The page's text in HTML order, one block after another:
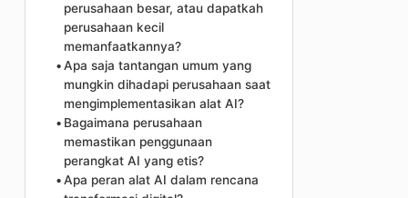
perusahaan besar, atau dapatkah
perusahaan kecil
memanfaatkannya?
Apa saja tantangan umum yang
mungkin dihadapi perusahaan saat
mengimplementasikan alat AI?
Bagaimana perusahaan
memastikan penggunaan
perangkat AI yang etis?
Apa peran alat AI dalam rencana